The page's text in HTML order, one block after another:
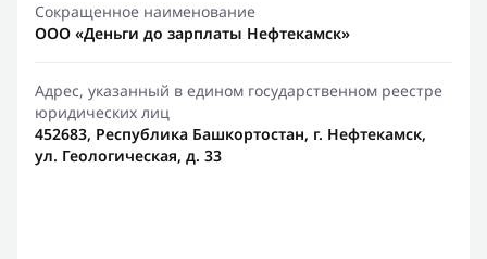
Сокращенное наименование
ООО «Деньги до зарплаты Нефтекамск»
Адрес, указанный в едином государственном реестре
юридических лиц
452683, Республика Башкортостан, г. Нефтекамск,
ул. Геологическая, д. 33